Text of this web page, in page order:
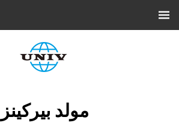
مولد بيركينز